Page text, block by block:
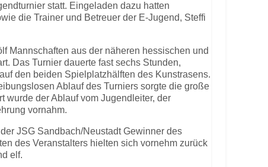
statt. Eingeladen dazu hatten
die Trainer und Betreuer der E-Jugend, Steffi
Mannschaften aus der näheren hessischen und
Das Turnier dauerte fast sechs Stunden,
den beiden Spielplatzhälften des Kunstrasens.
Ablauf des Turniers sorgte die große
wurde der Ablauf vom Jugendleiter, der
vornahm.
JSG Sandbach/Neustadt Gewinner des
des Veranstalters hielten sich vornehm zurück
elf.